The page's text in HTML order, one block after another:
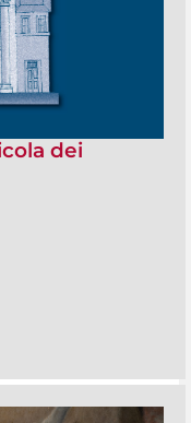
dei